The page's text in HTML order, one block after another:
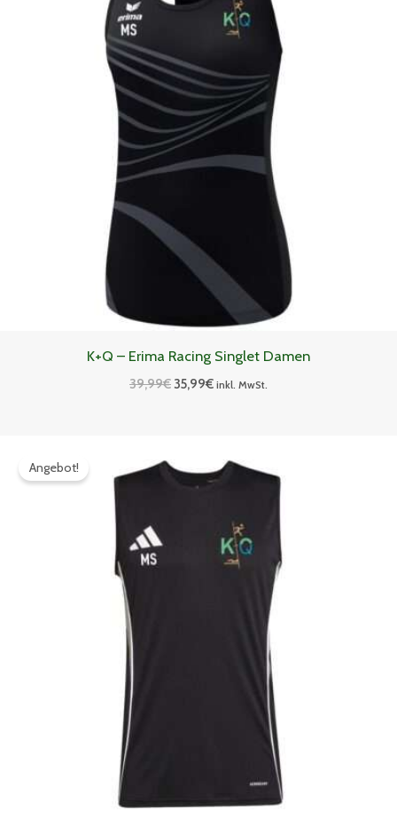
K+Q – Erima Racing Singlet Damen
39,99€ 35,99€ inkl. MwSt.
Angebot!
war:
36,99€
Preis
ist: